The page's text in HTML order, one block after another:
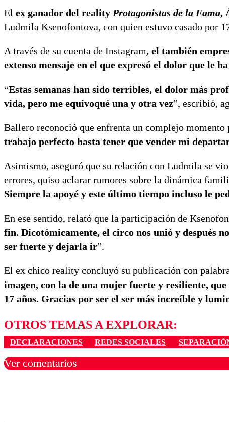
El ex ganador del reality Protagonistas de la Fama,
Ludmila Ksenofontova, con quien estuvo casado por
A través de su cuenta de Instagram, el también
extenso mensaje en el que expresó el dolor que le
“Estas semanas han sido terribles, el dolor más
vida, pero me equivoqué una y otra vez”, escribió,
Ballero reconoció que enfrenta un complejo momento
trabajo perfecto hasta tener que vender mi
Asimismo, aseguró que su relación con Ludmila se
errores, quiso aclarar rumores sobre la dinámica
Siempre la apoyé y este último tiempo incluso le
En ese sentido, relató que la participación de
fin. Dicotómicamente, el circo nos unió y después
ser fuerte y dejarla ir”.
El ex chico reality concluyó su publicación con
imagen, con la de una mujer fuerte y resiliente,
17 años. Gracias por ser el ser más increíble y
OTROS TEMAS A EXPLORAR:
DECLARACIONES REDES SOCIALES
Ver comentarios